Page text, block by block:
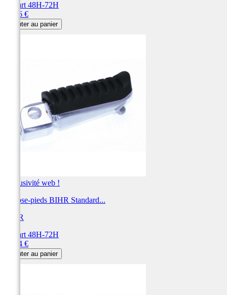
Départ 48H-72H
32,76 €
Ajouter au panier
Exclusivité web !
Repose-pieds BIHR Standard...
BIHR
Départ 48H-72H
32,04 €
Ajouter au panier